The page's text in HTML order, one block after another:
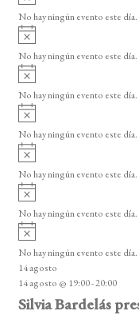
v
i
o
No hay ningún evento este día.
A
v
i
o
No hay ningún evento este día.
A
v
i
o
No hay ningún evento este día.
A
v
i
o
No hay ningún evento este día.
A
v
i
o
No hay ningún evento este día.
A
v
i
o
No hay ningún evento este día.
A
v
i
s
o
No hay ningún evento este día.
14 agosto
14 agosto @ 19:00-20:00
Silvia Bardelás